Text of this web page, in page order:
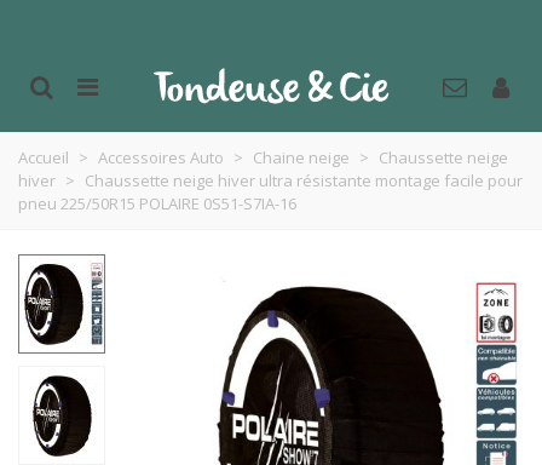
Accueil > Accessoires Auto > Chaine neige > Chaussette neige
hiver > Chaussette neige hiver ultra résistante montage facile pour
pneu 225/50R15 POLAIRE 0S51-S7IA-16